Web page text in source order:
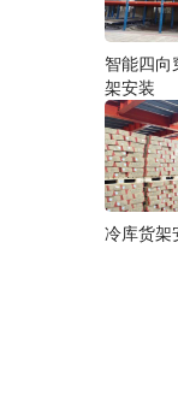
智能四向
架安装
冷库货架